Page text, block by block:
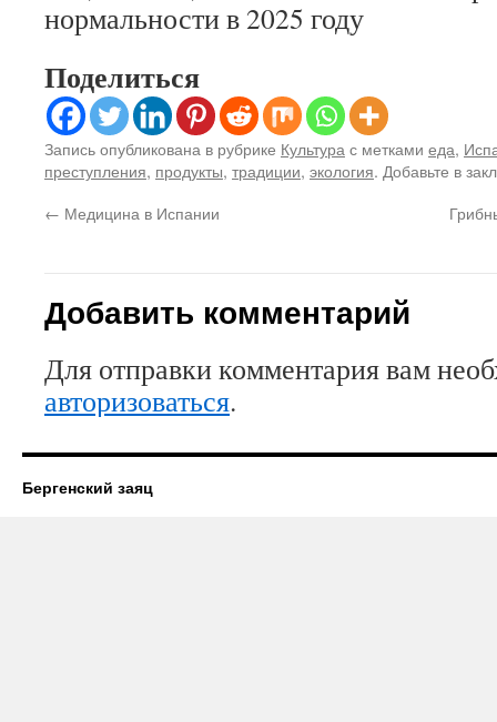
нормальности в 2025 году
Поделиться
Запись опубликована в рубрике Культура с метками еда,
преступления, продукты, традиции, экология. Добавьте в
← Медицина в Испании
Добавить комментарий
Для отправки комментария вам
авторизоваться.
Бергенский заяц